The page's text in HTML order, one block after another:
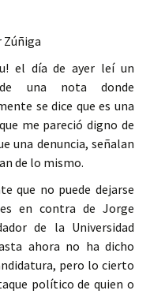
Zúñiga
el día de ayer leí un
una nota donde
se dice que es una
me pareció digno de
una denuncia, señalan
de lo mismo.
que no puede dejarse
en contra de Jorge
de la Universidad
ahora no ha dicho
pero lo cierto
político de quien o